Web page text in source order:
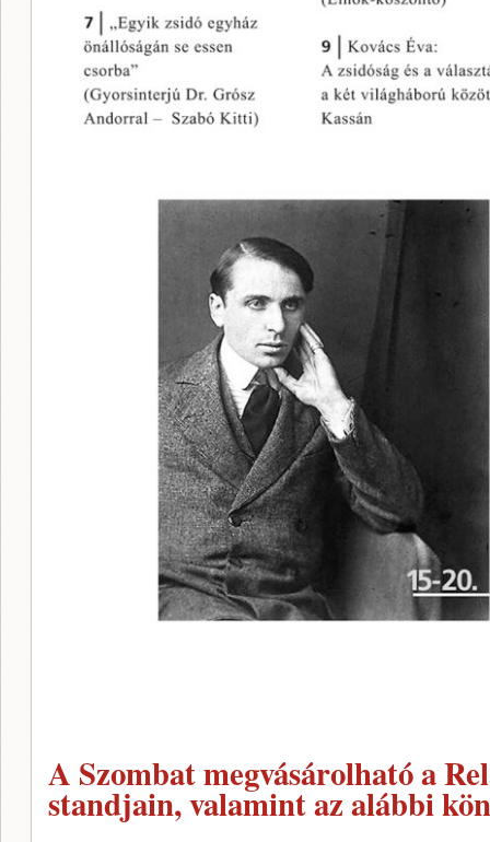
A Szombat megvásárolható a
standjain, valamint az alábbi